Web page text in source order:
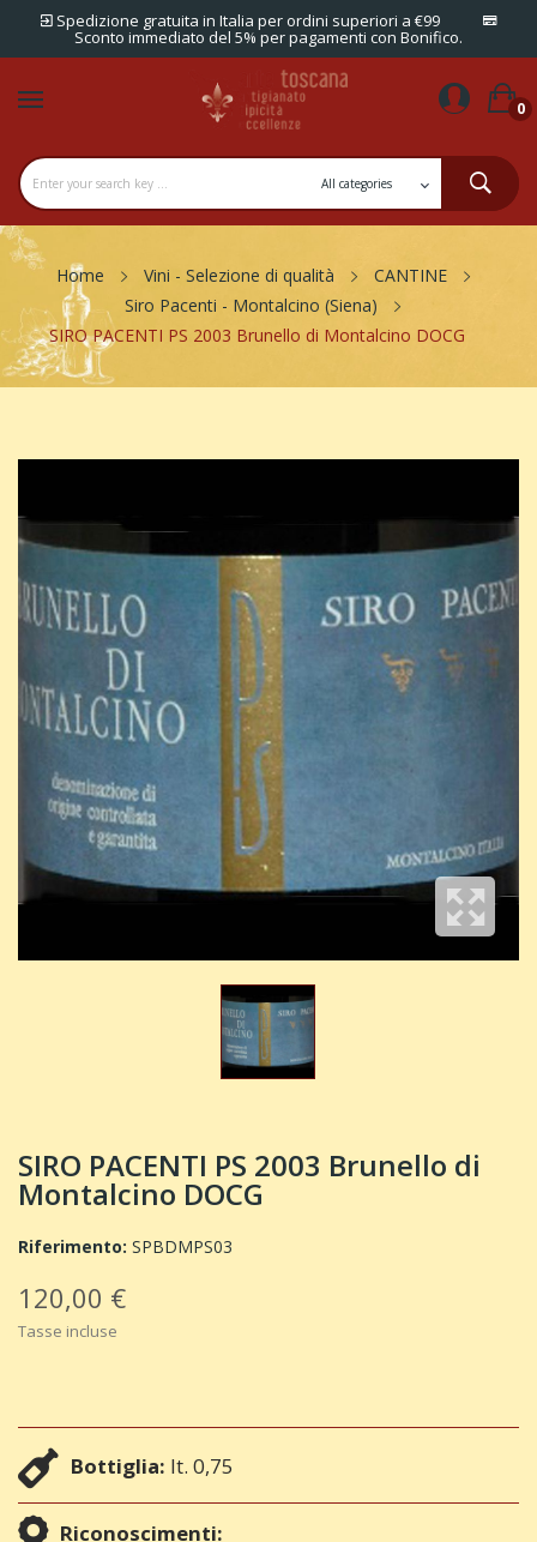
Spedizione gratuita in Italia per ordini superiori a €99
Sconto immediato del 5% per pagamenti con Bonifico.
0
Home Vini - Selezione di qualità
CANTINE
Siro Pacenti - Montalcino (Siena)
SIRO PACENTI PS 2003 Brunello di Montalcino DOCG
SIRO PACENTI PS 2003 Brunello di
Montalcino DOCG
Riferimento: SPBDMPS03
120,00 €
Tasse incluse
Bottiglia: lt. 0,75
Riconoscimenti: